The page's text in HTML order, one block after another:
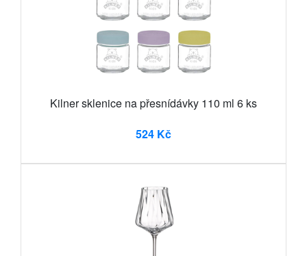
Kilner sklenice na přesnídávky 110 ml 6 ks
524 Kč